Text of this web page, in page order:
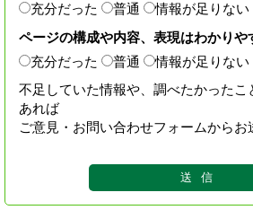
充分だった
普通
情報が足りない
ページの構成や内容、表現はわかりや
充分だった
普通
情報が足りない
不足していた情報や、調べたかった
あれば
ご意見・お問い合わせフォームからお